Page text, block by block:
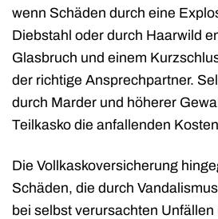
wenn Schäden durch eine
Diebstahl oder durch Haarwild
Glasbruch und einem
der richtige Ansprechpartner.
durch Marder und höherer
Teilkasko die anfallenden
Die Vollkaskoversicherung
Schäden, die durch
bei selbst verursachten Unfällen